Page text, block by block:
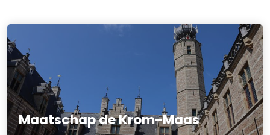
Maatschap de Krom-Maas